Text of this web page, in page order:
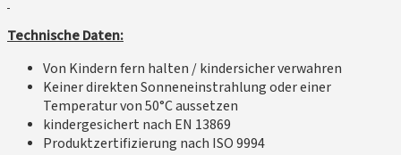
Technische Daten:
Von Kindern fern halten / kindersicher verwahren
Keiner direkten Sonneneinstrahlung oder einer
Temperatur von 50°C aussetzen
kindergesichert nach EN 13869
Produktzertifizierung nach ISO 9994